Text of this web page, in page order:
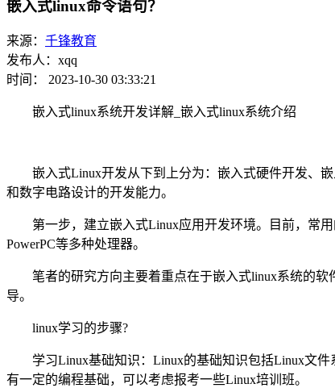
嵌入式linux命令语句？
来源： 千锋教育
发布人：xqq
时间： 2023-10-30 03:33:21
嵌入式linux系统开发详解_嵌入式linux系统介绍
嵌入式Linux开发从下到上分为：嵌入式硬件开发、
和数字电路设计的开发能力。
第一步，建立嵌入式Linux应用开发环境。目前，常
PowerPC等多种处理器。
笔者的研究方向主要着重点在于嵌入式linux系统的
导。
linux学习的步骤?
学习Linux基础知识：Linux的基础知识包括Linux文
有一定的编程基础，可以考虑报考一些Linux培训班。